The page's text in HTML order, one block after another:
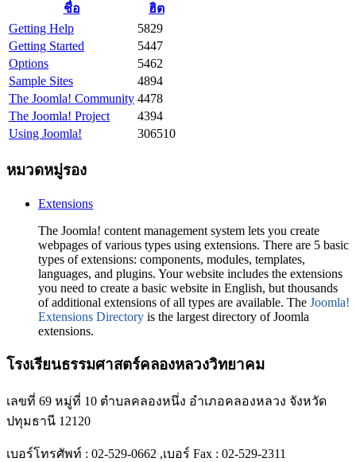
ชื่อ
ฮิต
Getting Help
5829
Getting Started
5447
Options
5462
Sample Sites
4894
The Joomla! Community 4478
The Joomla! Project
4394
Using Joomla!
306510
หมวดหมู่รอง
Extensions
The Joomla! content management system lets you create
webpages of various types using extensions. There are 5 basic
types of extensions: components, modules, templates,
languages, and plugins. Your website includes the extensions
you need to create a basic website in English, but thousands
of additional extensions of all types are available. The Joomla!
Extensions Directory is the largest directory of Joomla
extensions.
โรงเรียนธรรมศาสตร์คลองหลวงวิทยาคม
เลขที่ 69 หมู่ที่ 10 ตำบลคลองหนึ่ง อำเภอคลองหลวง จังหวัด
ปทุมธานี 12120
เบอร์โทรศัพท์ : 02-529-0662 ,เบอร์ Fax : 02-529-2311